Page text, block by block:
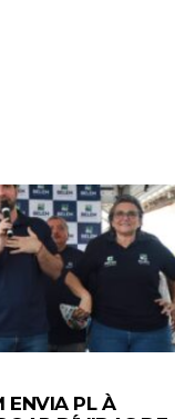
ENVIA PL À